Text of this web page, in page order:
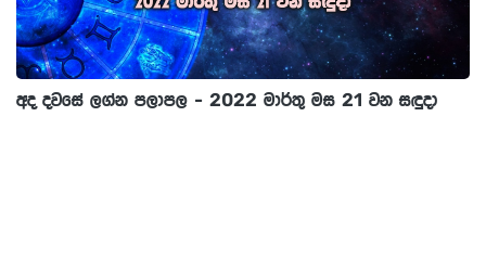
අද දවසේ ලග්න පලාපල - 2022 මාර්තු මස 21 වන සඳුදා